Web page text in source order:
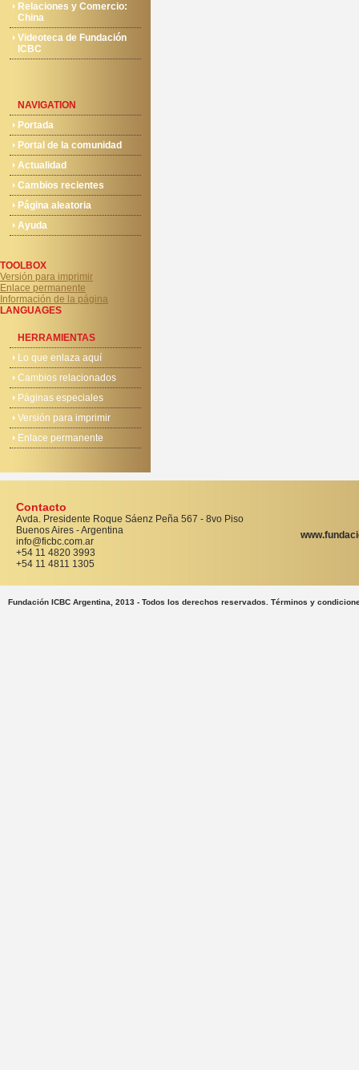
Relaciones y Comercio:
China
Videoteca de Fundación
ICBC
NAVIGATION
Portada
Portal de la comunidad
Actualidad
Cambios recientes
Página aleatoria
Ayuda
TOOLBOX
Versión para imprimir
Enlace permanente
Información de la página
LANGUAGES
HERRAMIENTAS
Lo que enlaza aquí
Cambios relacionados
Páginas especiales
Versión para imprimir
Enlace permanente
Contacto
Avda. Presidente Roque Sáenz Peña 567 - 8vo Piso
Buenos Aires - Argentina
info@ficbc.com.ar
+54 11 4820 3993
+54 11 4811 1305
Fundación ICBC Argentina, 2013 - Todos los derechos reservados. Términos y